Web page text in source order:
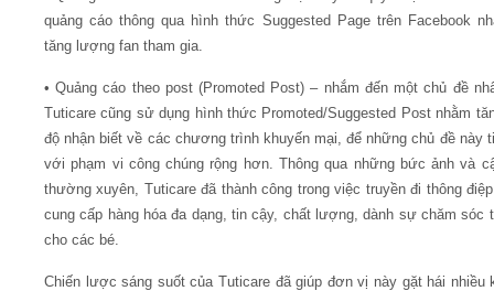
quảng cáo thông qua hình thức Suggested Page trên Facebook
tăng lượng fan tham gia.
• Quảng cáo theo post (Promoted Post) – nhắm đến một chủ đề
Tuticare cũng sử dụng hình thức Promoted/Suggested Post nhằm
độ nhận biết về các chương trình khuyến mại, để những chủ đề này
với phạm vi công chúng rộng hơn. Thông qua những bức ảnh và
thường xuyên, Tuticare đã thành công trong việc truyền đi thông
cung cấp hàng hóa đa dạng, tin cậy, chất lượng, dành sự chăm sóc
cho các bé.
Chiến lược sáng suốt của Tuticare đã giúp đơn vị này gặt hái nhiều